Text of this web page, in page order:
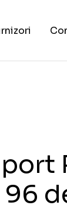
96